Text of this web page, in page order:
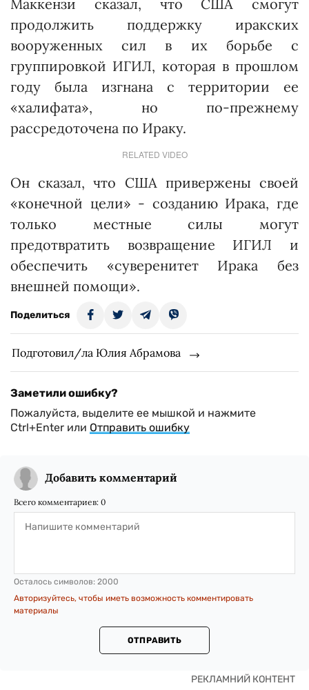
Маккензи сказал, что США смогут
продолжить поддержку иракских
вооруженных сил в их борьбе с
группировкой ИГИЛ, которая в прошлом
году была изгнана с территории ее
«халифата», но по-прежнему
рассредоточена по Ираку.
RELATED VIDEO
Он сказал, что США привержены своей
«конечной цели» - созданию Ирака, где
только местные силы могут
предотвратить возвращение ИГИЛ и
обеспечить «суверенитет Ирака без
внешней помощи».
Поделиться
Подготовил/ла Юлия Абрамова
Заметили ошибку?
Пожалуйста, выделите ее мышкой и нажмите
Ctrl+Enter или Отправить ошибку
Добавить комментарий
Всего комментариев: 0
Осталось символов: 2000
Авторизуйтесь, чтобы иметь возможность комментировать
материалы
ОТПРАВИТЬ